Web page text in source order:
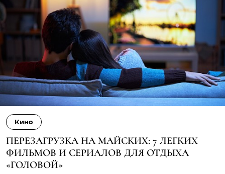
Кино
ПЕРЕЗАГРУЗКА НА МАЙСКИХ: 7 ЛЕГКИХ
ФИЛЬМОВ И СЕРИАЛОВ ДЛЯ ОТДЫХА
«ГОЛОВОЙ»